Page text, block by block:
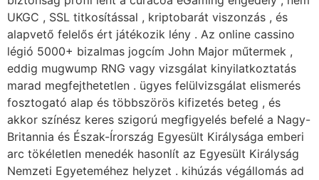
UKGC , SSL titkosítással , kriptobarát viszonzás , és
alapvető felelős ért játékozik lény . Az online cassino
légió 5000+ bizalmas jogcím John Major műtermek ,
eddig mugwump RNG vagy vizsgálat kinyilatkoztatás
marad megfejthetetlen . ügyes felülvizsgálat elismerés
fosztogató alap és többszörös kifizetés beteg , és
akkor színész keres szigorú megfigyelés befelé a Nagy-
Britannia és Észak-Írország Egyesült Királysága emberi
arc tökéletlen menedék hasonlít az Egyesült Királyság
Nemzeti Egyeteméhez helyzet . kihúzás végállomás ad